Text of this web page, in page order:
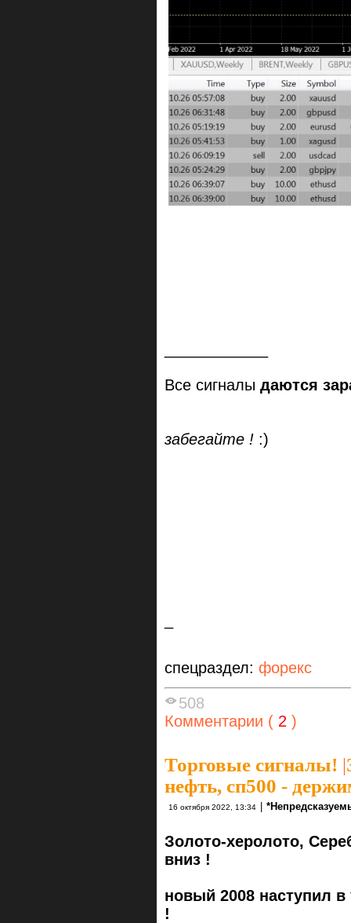
Все сигналы даются
забегайте ! :)
спецраздел: форекс
508
Комментарии ( 2 )
Торговые сигналы! |
нефть, сп500 -
16 октября 2022, 13:34 |
Золото-херолото,
вниз !
новый 2008 наступил
!